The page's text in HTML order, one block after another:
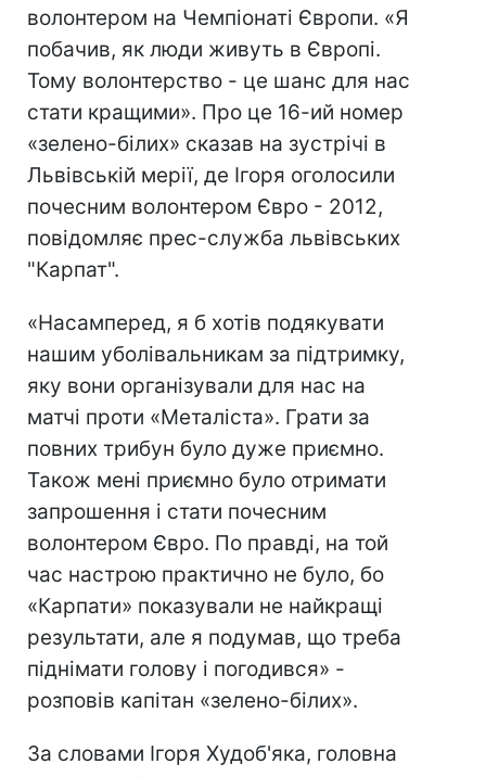
волонтером на Чемпіонаті Європи. «Я
побачив, як люди живуть в Європі.
Тому волонтерство - це шанс для нас
стати кращими». Про це 16-ий номер
«зелено-білих» сказав на зустрічі в
Львівській мерії, де Ігоря оголосили
почесним волонтером Євро - 2012,
повідомляє прес-служба львівських
"Карпат".
«Насамперед, я б хотів подякувати
нашим уболівальникам за підтримку,
яку вони організували для нас на
матчі проти «Металіста». Грати за
повних трибун було дуже приємно.
Також мені приємно було отримати
запрошення і стати почесним
волонтером Євро. По правді, на той
час настрою практично не було, бо
«Карпати» показували не найкращі
результати, але я подумав, що треба
піднімати голову і погодився» -
розповів капітан «зелено-білих».
За словами Ігоря Худоб'яка, головна